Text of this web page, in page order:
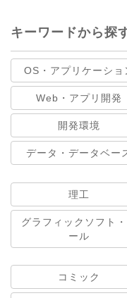
キーワードから探
OS・アプリケーショ
Web・アプリ開発
開発環境
データ・データベー
理工
グラフィックソフト
ール
コミック